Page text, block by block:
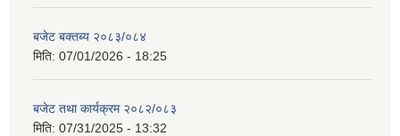
बजेट बक्तब्य २०८३/०८४
मिति: 07/01/2026 - 18:25
बजेट तथा कार्यक्रम २०८२/०८३
मिति: 07/31/2025 - 13:32